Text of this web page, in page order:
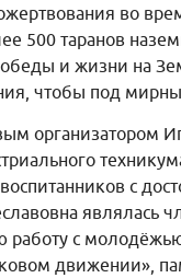
во
500 таранов
и жизни на
чтобы под
организатором
с
являлась
работу с
движении»,